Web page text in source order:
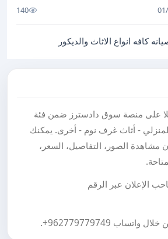
140
كافه انواع الاثاث والديكور
على منصة سوق دادسترز ضمن فئة
- أثاث غرف نوم - أخرى. يمكنك
مشاهدة الصور، التفاصيل، السعر،
الإعلان عبر الرقم
خلال واتساب +962779779749
.